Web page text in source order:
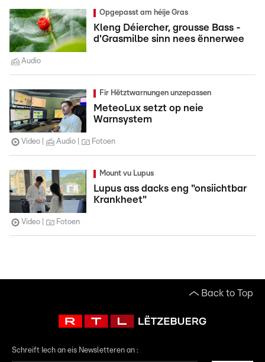
Opgepasst am héije Gras
Kleng Déiercher, grousse Bass -
d'Grasmilbe sinn nees ënnerwee
Audio
Fir Hëtztwarnungen unzepassen
MeteoLux setzt op neie
Warnsystem
Video Audio Fotoen
Mount vu Lupus
Lupus ass dacks eng "onsiichtbar
Krankheet"
Video Fotoen
Back to Top
Schreift Iech an eis Newsletteren an :